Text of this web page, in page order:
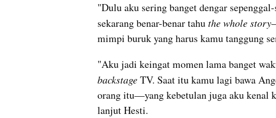
"Dulu aku sering banget dengar
sekarang benar-benar tahu the whole story
mimpi buruk yang harus kamu tanggung
"Aku jadi keingat momen lama banget
backstage TV. Saat itu kamu lagi bawa
orang itu—yang kebetulan juga aku kenal
lanjut Hesti.